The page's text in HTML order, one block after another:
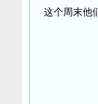
这个周末他